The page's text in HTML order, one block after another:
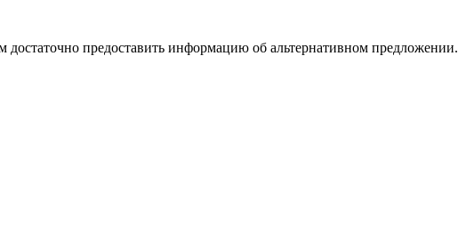
предоставить информацию об альтернативном предложении.